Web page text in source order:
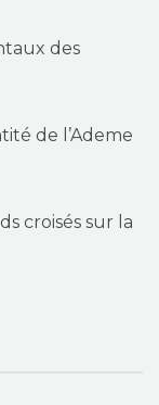
des
de l’Ademe
croisés sur la